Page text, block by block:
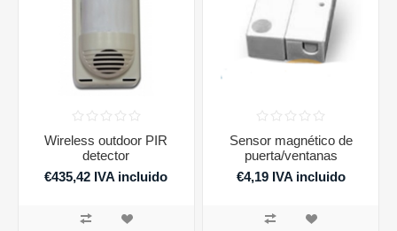
Wireless outdoor PIR
detector
€435,42 IVA incluido
Sensor magnético de
puerta/ventanas
€4,19 IVA incluido